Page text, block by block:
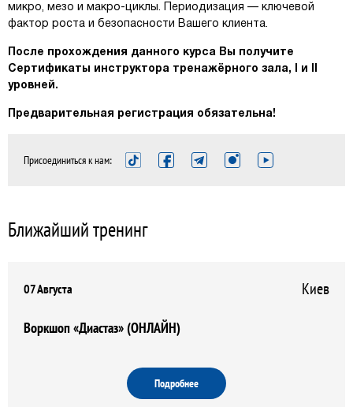
микро, мезо и макро-циклы. Периодизация — ключевой
фактор роста и безопасности Вашего клиента.
После прохождения данного курса Вы получите
Сертификаты инструктора тренажёрного зала, I и II
уровней.
Предварительная регистрация обязательна!
Присоединиться к нам:
Ближайший тренинг
07 Августа Киев
Воркшоп «Диастаз» (ОНЛАЙН)
Подробнее